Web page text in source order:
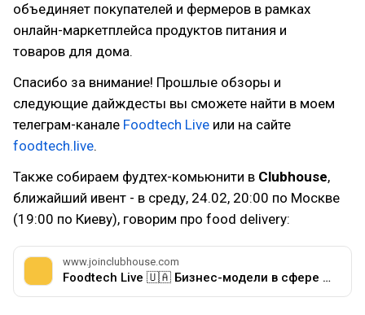
объединяет покупателей и фермеров в рамках
онлайн-маркетплейса продуктов питания и
товаров для дома.
Спасибо за внимание! Прошлые обзоры и
следующие дайждесты вы сможете найти в моем
телеграм-канале Foodtech Live или на сайте
foodtech.live.
Также собираем фудтех-комьюнити в Clubhouse,
ближайший ивент - в среду, 24.02, 20:00 по Москве
(19:00 по Киеву), говорим про food delivery:
www.joinclubhouse.com
Foodtech Live 🇺🇦 Бизнес-модели в сфере доставки еды.